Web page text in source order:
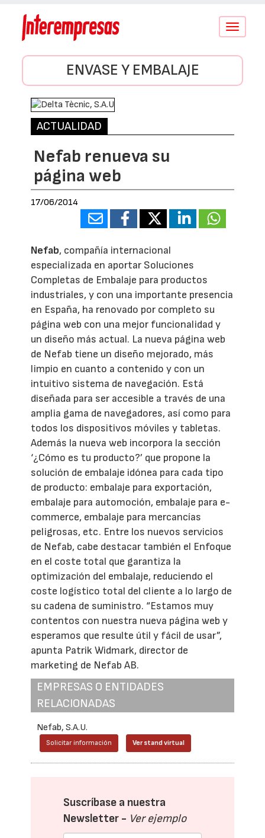
Conmutar
ENVASE Y EMBALAJE
ACTUALIDAD
Nefab renueva su
página web
17/06/2014
Nefab, compañía internacional
especializada en aportar Soluciones
Completas de Embalaje para productos
industriales, y con una importante presencia
en España, ha renovado por completo su
página web con una mejor funcionalidad y
un diseño más actual. La nueva página web
de Nefab tiene un diseño mejorado, más
limpio en cuanto a contenido y con un
intuitivo sistema de navegación. Está
diseñada para ser accesible a través de una
amplia gama de navegadores, así como para
todos los dispositivos móviles y tabletas.
Además la nueva web incorpora la sección
‘¿Cómo es tu producto?’ que propone la
solución de embalaje idónea para cada tipo
de producto: embalaje para exportación,
embalaje para automoción, embalaje para e-
commerce, embalaje para mercancías
peligrosas, etc. Entre los nuevos servicios
de Nefab, cabe destacar también el Enfoque
en el coste total que garantiza la
optimización del embalaje, reduciendo el
coste logístico total del cliente a lo largo de
su cadena de suministro. “Estamos muy
contentos con nuestra nueva página web y
esperamos que resulte útil y fácil de usar”,
apunta Patrik Widmark, director de
marketing de Nefab AB.
EMPRESAS O ENTIDADES
RELACIONADAS
Nefab, S.A.U.
Solicitar información Ver stand virtual
Suscríbase a nuestra
Newsletter - Ver ejemplo